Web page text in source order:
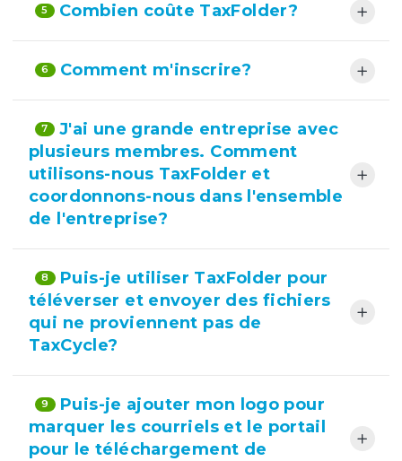
5 Combien coûte TaxFolder?
6 Comment m'inscrire?
7 J'ai une grande entreprise avec
plusieurs membres. Comment
utilisons-nous TaxFolder et
coordonnons-nous dans l'ensemble
de l'entreprise?
8
Puis-je utiliser TaxFolder pour
téléverser et envoyer des fichiers
qui ne proviennent pas de
TaxCycle?
9
Puis-je ajouter mon logo pour
marquer les courriels et le portail
pour le téléchargement de